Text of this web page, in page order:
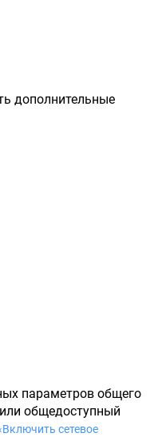
дополнительные
параметров общего
общедоступный
сетевое